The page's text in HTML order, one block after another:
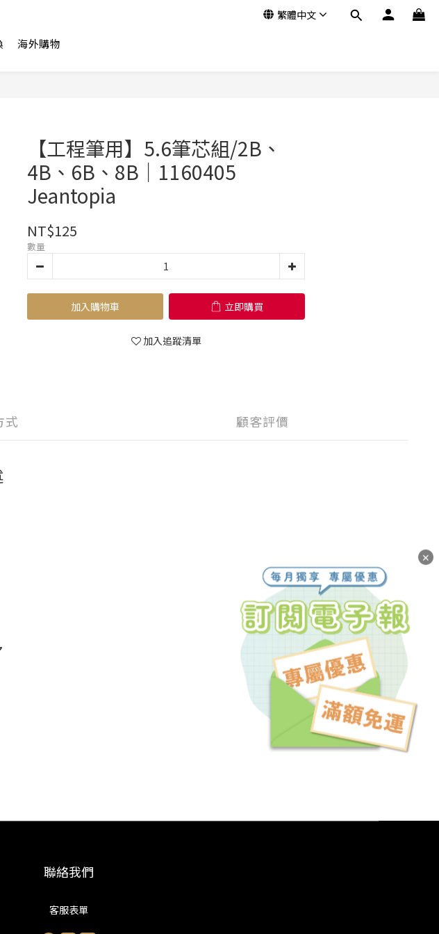
繁體中文
海外購物
【工程筆用】5.6筆芯組/2B、
4B、6B、8B｜1160405
Jeantopia
NT$125
數量
加入購物車 立即購買
加入追蹤清單
式 顧客評價
聯絡我們
客服表單
✕